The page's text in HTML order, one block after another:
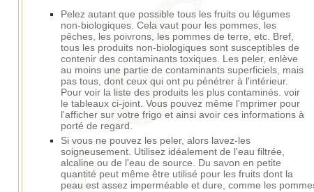
Pelez autant que possible tous les fruits ou légumes
non-biologiques. Cela vaut pour les pommes, les
pêches, les poivrons, les pommes de terre, etc. Bref,
tous les produits non-biologiques sont susceptibles de
contenir des contaminants toxiques. Les peler, enlève
au moins une partie de contaminants superficiels, mais
pas tous, dont ceux qui ont pu pénétrer à l'intérieur.
Pour voir la liste des produits les plus contaminés. voir
le tableaux ci-joint. Vous pouvez même l'mprimer pour
l'afficher sur votre frigo et ainsi avoir ces informations à
porté de regard.
Si vous ne pouvez les peler, alors lavez-les
soigneusement. Utilisez idéalement de l'eau filtrée,
alcaline ou de l'eau de source. Du savon en petite
quantité peut même être utilisé pour les fruits dont la
peau est assez imperméable et dure, comme les